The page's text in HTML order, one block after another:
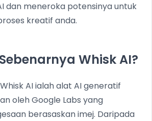
dan meneroka potensinya untuk
kreatif anda.
Whisk AI?
AI ialah alat AI generatif
oleh Google Labs yang
berasaskan imej. Daripada